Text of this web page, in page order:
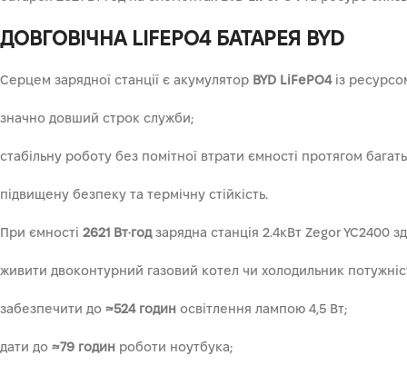
ДОВГОВІЧНА LIFEPO4 БАТАРЕЯ BYD
Серцем зарядної станції є акумулятор BYD LiFePO4із
значно довший строк служби;
стабільну роботу без помітної втрати ємності протягом
підвищену безпеку та термічну стійкість.
При ємності 2621 Вт·годзарядна станція 2.4кВт Zegor YC2400
живити двоконтурний газовий котел чи холодильник
забезпечити до ≈524 годин освітлення лампою 4,5 Вт;
дати до ≈79 годин роботи ноутбука;